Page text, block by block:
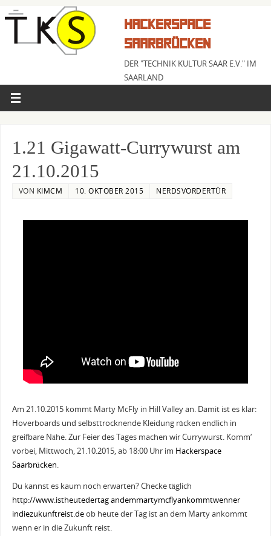
HACKERSPACE
SAARBRÜCKEN
DER "TECHNIK KULTUR SAAR E.V." IM
SAARLAND
1.21 Gigawatt-Currywurst am
21.10.2015
VON KIMCM 10. OKTOBER 2015 NERDSVORDERTÜR
Am 21.10.2015 kommt Marty McFly in Hill Valley an. Damit ist es klar:
Hoverboards und selbsttrocknende Kleidung rücken endlich in
greifbare Nähe. Zur Feier des Tages machen wir Currywurst. Komm‘
vorbei, Mittwoch, 21.10.2015, ab 18:00 Uhr im Hackerspace
Saarbrücken.
Du kannst es kaum noch erwarten? Checke täglich
http://www.istheutedertag andemmartymcflyankommtwenner
indiezukunftreist.deob heute der Tag ist an dem Marty ankommt
wenn er in die Zukunft reist.